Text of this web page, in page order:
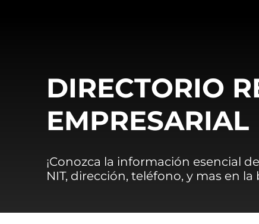
DIRECTORIO
EMPRESARIAL
¡Conozca la información esencial
NIT, dirección, teléfono, y mas en